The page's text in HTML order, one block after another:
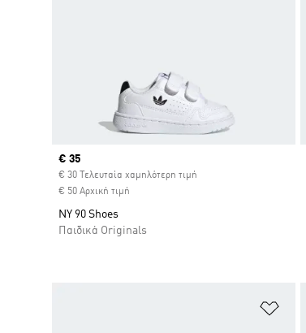
Current price
€ 35
€ 30 Τελευταία χαμηλότερη τιμή
€ 50 Αρχική τιμή
NY 90 Shoes
Παιδικά Originals